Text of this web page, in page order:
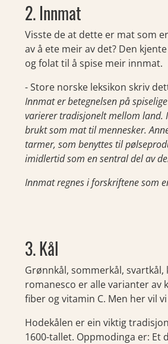
2. Innmat
Visste de at dette er mat som
av å ete meir av det? Den
og folat til å spise meir innmat.
- Store norske leksikon skriv
Innmat er betegnelsen på
varierer tradisjonelt mellom land.
brukt som mat til mennesker.
tarmer, som benyttes til
imidlertid som en sentral del av
Innmat regnes i forskriftene som
3. Kål
Grønnkål, sommerkål,
romanesco er alle varianter av
fiber og vitamin C. Men her vil
Hodekålen er ein viktig
1600-tallet. Oppmodinga er: Et